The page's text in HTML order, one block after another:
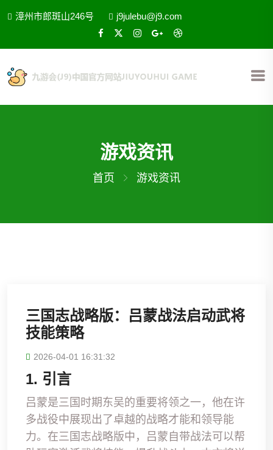
漳州市郎斑山246号 j9julebu@j9.com
游戏资讯
首页 游戏资讯
三国志战略版：吕蒙战法启动武将
技能策略
2026-04-01 16:31:32
1. 引言
吕蒙是三国时期东吴的重要将领之一，他在许
多战役中展现出了卓越的战略才能和领导能
力。在三国志战略版中，吕蒙自带战法可以帮